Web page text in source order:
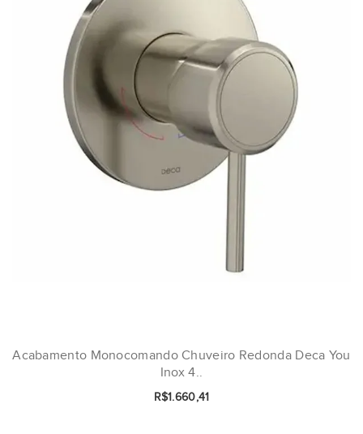
Acabamento Monocomando Chuveiro Redonda Deca You
Inox 4..
R$1.660,41